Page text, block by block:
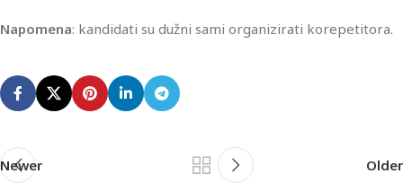
Napomena: kandidati su dužni sami organizirati korepetitora.
Newer Older